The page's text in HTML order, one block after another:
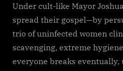
Under cult-like Mayor
spread their gospel—by
trio of uninfected women
scavenging, extreme
everyone breaks